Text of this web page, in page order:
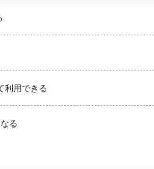
利用できる
る